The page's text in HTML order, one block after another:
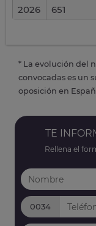
2026
651
* La evolución del
convocadas es un
oposición en
TE
Rellena el
0034